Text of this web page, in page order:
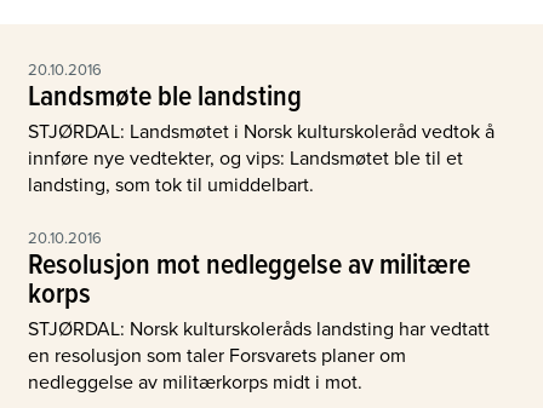
20.10.2016
Landsmøte ble landsting
STJØRDAL: Landsmøtet i Norsk kulturskoleråd vedtok å
innføre nye vedtekter, og vips: Landsmøtet ble til et
landsting, som tok til umiddelbart.
20.10.2016
Resolusjon mot nedleggelse av militære
korps
STJØRDAL: Norsk kulturskoleråds landsting har vedtatt
en resolusjon som taler Forsvarets planer om
nedleggelse av militærkorps midt i mot.